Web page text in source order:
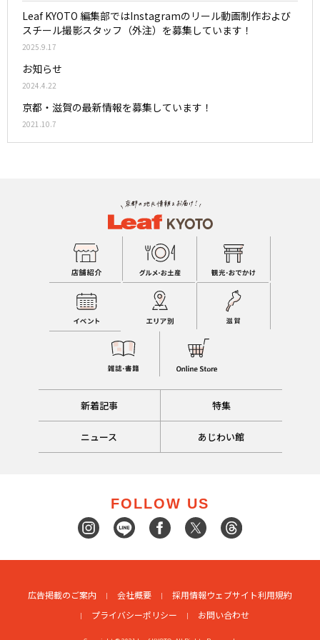
Leaf KYOTO 編集部ではInstagramのリール動画制作および
スチール撮影スタッフ（外注）を募集しています！
2025.9.17
お知らせ
2024.4.22
京都・滋賀の最新情報を募集しています！
2021.10.7
新着記事 特集
ニュース あじわい館
FOLLOW US
広告掲載のご案内 会社概要 採用情報ウェブサイト利用規約
プライバシーポリシー
お問い合わせ